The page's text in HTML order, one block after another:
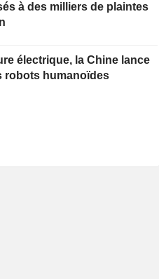
à des milliers de plaintes
électrique, la Chine lance
robots humanoïdes